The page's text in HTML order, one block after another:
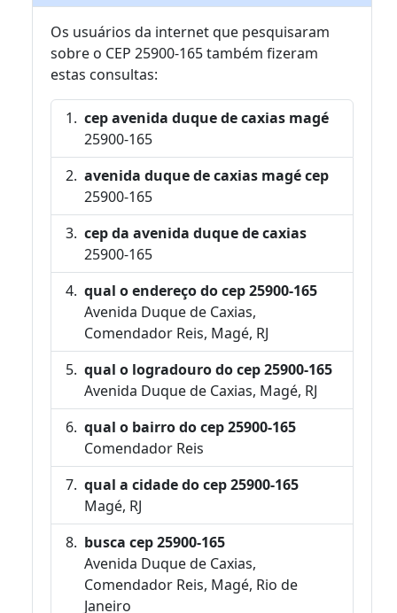
Os usuários da internet que pesquisaram
sobre o CEP 25900-165 também fizeram
estas consultas:
cep avenida duque de caxias magé
25900-165
avenida duque de caxias magé cep
25900-165
cep da avenida duque de caxias
25900-165
qual o endereço do cep 25900-165
Avenida Duque de Caxias,
Comendador Reis, Magé, RJ
qual o logradouro do cep 25900-165
Avenida Duque de Caxias, Magé, RJ
qual o bairro do cep 25900-165
Comendador Reis
qual a cidade do cep 25900-165
Magé, RJ
busca cep 25900-165
Avenida Duque de Caxias,
Comendador Reis, Magé, Rio de
Janeiro